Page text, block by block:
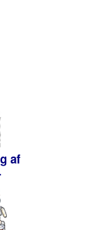
af